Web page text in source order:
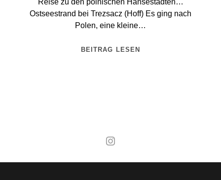
Reise zu den polnischen Hansestädten…
Ostseestrand bei Trezsacz (Hoff) Es ging nach
Polen, eine kleine…
BEITRAG LESEN